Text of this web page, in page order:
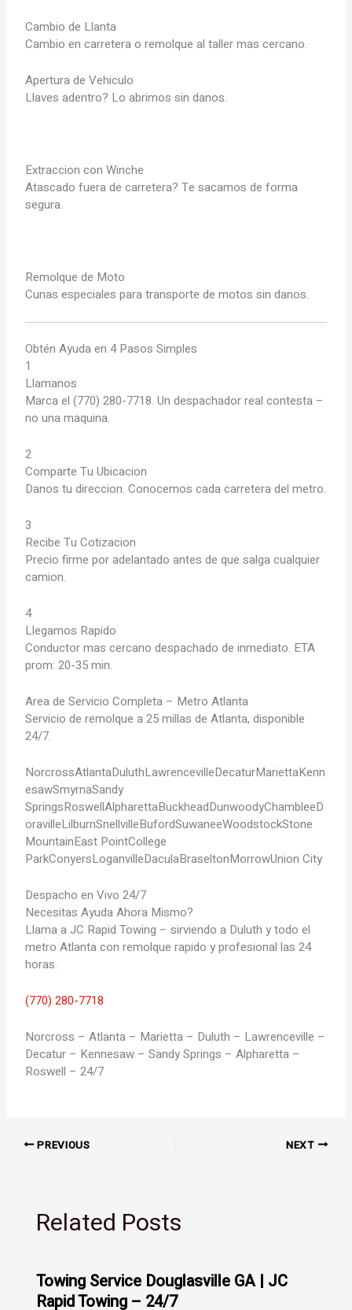
Cambio de Llanta
Cambio en carretera o remolque al taller mas cercano.
Apertura de Vehiculo
Llaves adentro? Lo abrimos sin danos.
Extraccion con Winche
Atascado fuera de carretera? Te sacamos de forma
segura.
Remolque de Moto
Cunas especiales para transporte de motos sin danos.
Obtén Ayuda en 4 Pasos Simples
1
Llamanos
Marca el (770) 280-7718. Un despachador real contesta –
no una maquina.
2
Comparte Tu Ubicacion
Danos tu direccion. Conocemos cada carretera del metro.
3
Recibe Tu Cotizacion
Precio firme por adelantado antes de que salga cualquier
camion.
4
Llegamos Rapido
Conductor mas cercano despachado de inmediato. ETA
prom: 20-35 min.
Area de Servicio Completa – Metro Atlanta
Servicio de remolque a 25 millas de Atlanta, disponible
24/7.
NorcrossAtlantaDuluthLawrencevilleDecaturMariettaKenn
esawSmyrnaSandy
SpringsRoswellAlpharettaBuckheadDunwoodyChambleeD
oravilleLilburnSnellvilleBufordSuwaneeWoodstockStone
MountainEast PointCollege
ParkConyersLoganvilleDaculaBraseltonMorrowUnion City
Despacho en Vivo 24/7
Necesitas Ayuda Ahora Mismo?
Llama a JC Rapid Towing – sirviendo a Duluth y todo el
metro Atlanta con remolque rapido y profesional las 24
horas.
(770) 280-7718
Norcross – Atlanta – Marietta – Duluth – Lawrenceville –
Decatur – Kennesaw – Sandy Springs – Alpharetta –
Roswell – 24/7
PREVIOUS NEXT
Related Posts
Towing Service Douglasville GA | JC
Rapid Towing – 24/7